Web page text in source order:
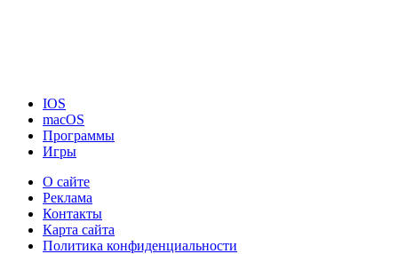
IOS
macOS
Программы
Игры
О сайте
Реклама
Контакты
Карта сайта
Политика конфиденциальности